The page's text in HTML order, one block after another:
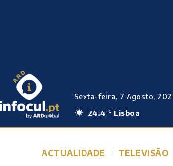
Sexta-feira, 7 Agosto,
24.4 C Lisboa
ACTUALIDADE TELEVISÃO